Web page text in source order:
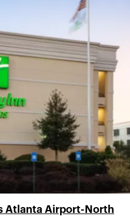
Atlanta Airport-North